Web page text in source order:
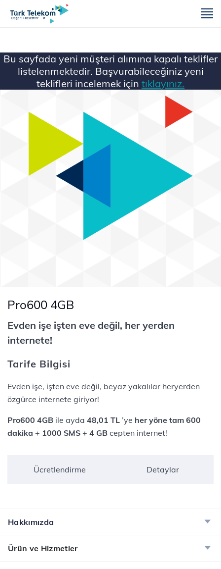
Bu sayfada yeni müşteri alımına kapalı teklifler
listelenmektedir. Başvurabileceğiniz yeni
teklifleri incelemek için tıklayınız.
Pro600 4GB
Evden işe işten eve değil, her yerden
internete!
Tarife Bilgisi
Evden işe, işten eve değil, beyaz yakalılar heryerden
özgürce internete giriyor!
Pro600 4GB ile ayda 48,01 TL ’ye her yöne tam 600
dakika + 1000 SMS + 4 GB cepten internet!​​
Ücretlendirme Detaylar
Hakkımızda
Ürün ve Hizmetler